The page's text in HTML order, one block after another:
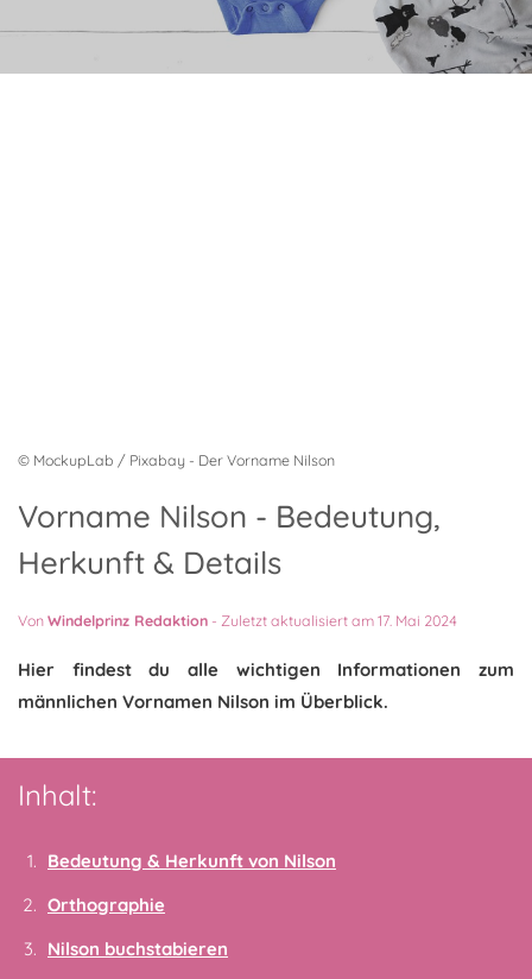
© MockupLab / Pixabay - Der Vorname Nilson
Vorname Nilson - Bedeutung,
Herkunft & Details
VonWindelprinz Redaktion - Zuletzt aktualisiert am 17. Mai 2024
Hier findest du alle wichtigen Informationen zum
männlichen Vornamen Nilson im Überblick.
Inhalt:
Bedeutung & Herkunft von Nilson
Orthographie
Nilson buchstabieren